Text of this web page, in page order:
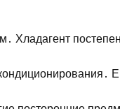
Хладагент